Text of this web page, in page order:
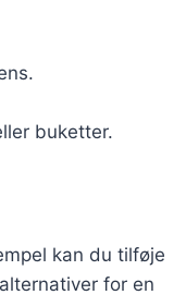
buketter.
kan du tilføje
for en